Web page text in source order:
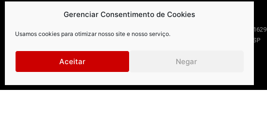
Gerenciar Consentimento de Cookies
Usamos cookies para otimizar nosso site e nosso serviço.
Aceitar Negar
Curitiba .
CEP: 80240050
São Paulo
Rua Gomes de Carvalho, 1629
Vila Olímpia | São Paulo | SP